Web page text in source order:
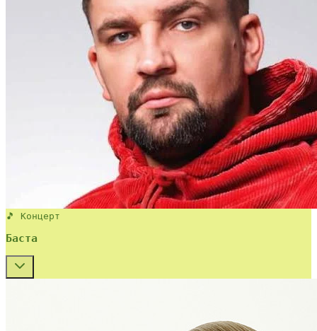
🎵 Концерт
Баста